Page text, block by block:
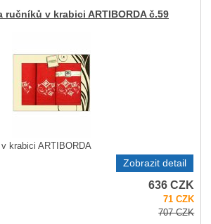
ručníků v krabici ARTIBORDA č.59
krabici ARTIBORDA
Zobrazit detail
636CZK
71CZK
707CZK